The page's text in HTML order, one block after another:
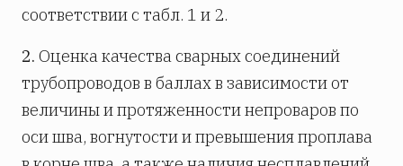
соответствии с табл. 1 и 2.
2. Оценка качества сварных соединений
трубопроводов в баллах в зависимости от
величины и протяженности непроваров по
оси шва, вогнутости и превышения проплава